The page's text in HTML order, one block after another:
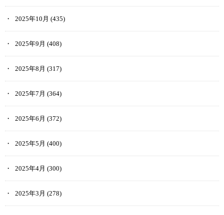
2025年10月 (435)
2025年9月 (408)
2025年8月 (317)
2025年7月 (364)
2025年6月 (372)
2025年5月 (400)
2025年4月 (300)
2025年3月 (278)